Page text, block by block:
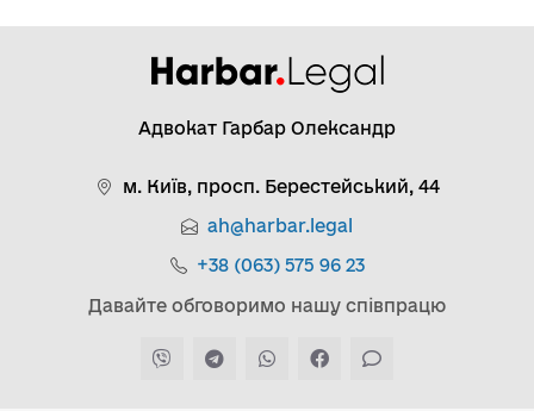
Адвокат Гарбар Олександр
м. Київ, просп. Берестейський, 44
ah@harbar.legal
+38 (063) 575 96 23
Давайте обговоримо нашу співпрацю